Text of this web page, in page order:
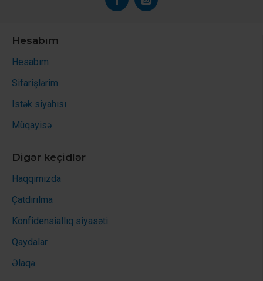
Hesabım
Hesabım
Sifarişlərim
Istək siyahısı
Müqayisə
Digər keçidlər
Haqqımızda
Çatdırılma
Konfidensiallıq siyasəti
Qaydalar
Əlaqə